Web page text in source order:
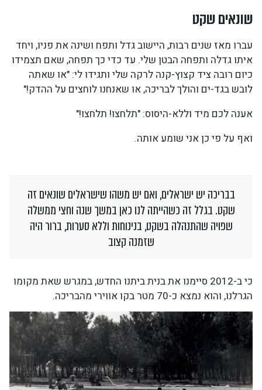
שונאים שקט
עברו מאז שנים רבות, היישוב גדל ותפח ושינה את פניו, ויחד
איתו גדלה ותפחה הבטן שלי. עד כדי כך תפחה, שאם תצמידו
כיום רובה ציד קצוץ-קנה לרקה שלי ותגידו לי: "או שאתה
לובש בגד-ים והולך לבריכה, או שאנחנו לוחצים על ההדק!"
אענה לכם מיד וללא-היסוס: "תלחצו! תלחצו!"
ואף על פי כן אני שומע אותה.
בבריכה יש ישראלים, ואם יש משהו שישראלים שונאים זה
שקט. בגלל זה כשהייתה לנו כאן במשך שנה וחצי ממשלה
שפויה שהתנהלה בשקט, בנינוחות וללא סערות, ברור היה
שזמנה קצוב
כי ב-2012 סיימנו את בנית ביתנו החדש, במגרש שאת מקומו
הגרלנו, והוא נמצא כ-70 מטר בקו אווירי מהבריכה.